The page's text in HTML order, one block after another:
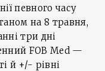
певного часу
на 8 травня,
три дні
FOB Med —
й +/- рівні